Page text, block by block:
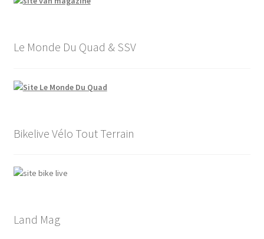
Le Monde Du Quad & SSV
Bikelive Vélo Tout Terrain
Land Mag